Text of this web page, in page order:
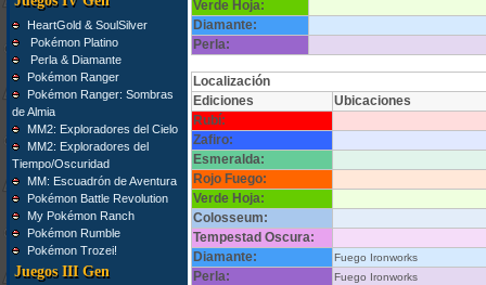
HeartGold & SoulSilver
Pokémon Platino
Perla & Diamante
Pokémon Ranger
Pokémon Ranger: Sombras
de Almia
MM2: Exploradores del Cielo
MM2: Exploradores del
Tiempo/Oscuridad
MM: Escuadrón de Aventura
Pokémon Battle Revolution
My Pokémon Ranch
Pokémon Rumble
Pokémon Trozei!
Juegos III Gen
Verde Hoja:
Diamante:
Perla:
Localización
Ediciones
Ubicaciones
Rubí:
Zafiro:
Esmeralda:
Rojo Fuego:
Verde Hoja:
Colosseum:
Tempestad Oscura:
Diamante:
Fuego Ironworks
Perla: Fuego Ironworks